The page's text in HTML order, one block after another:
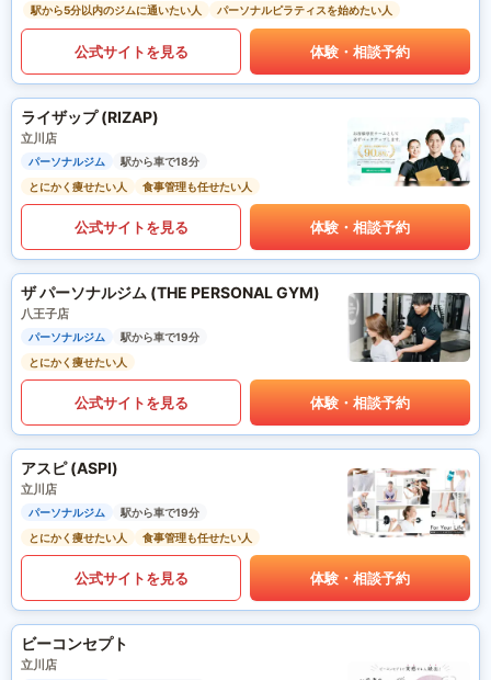
駅から5分以内のジムに通いたい人
パーソナルピラティスを始めたい人
公式サイトを見る 体験・相談予約
ライザップ (RIZAP)
立川店
パーソナルジム
駅から車で18分
とにかく痩せたい人
食事管理も任せたい人
公式サイトを見る 体験・相談予約
ザ パーソナルジム (THE PERSONAL GYM)
八王子店
パーソナルジム
駅から車で19分
とにかく痩せたい人
公式サイトを見る 体験・相談予約
アスピ (ASPI)
立川店
パーソナルジム
駅から車で19分
とにかく痩せたい人
食事管理も任せたい人
公式サイトを見る 体験・相談予約
ビーコンセプト
立川店